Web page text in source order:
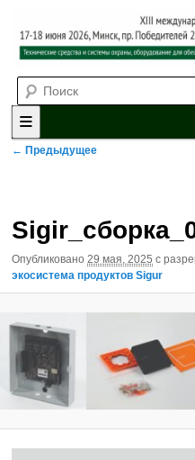
XII
форум
систем охраны,
противопожарной защиты. 4-
20
Главное меню
Перейти к основному
Перейти к
Навигация по
← Предыдущее
Опубликовано 29 мая, 2025 с
экосистема продуктов Sigur